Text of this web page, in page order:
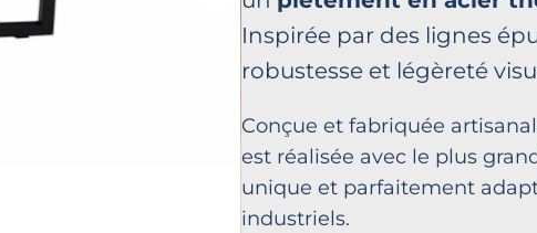
Inspirée par des lignes
robustesse et légèreté
Conçue et fabriquée
est réalisée avec le plus
unique et parfaitement
industriels.